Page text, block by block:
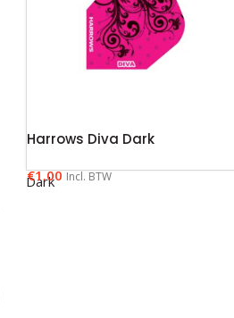
Harrows Diva Dark
€1.00 Incl. BTW
Dark